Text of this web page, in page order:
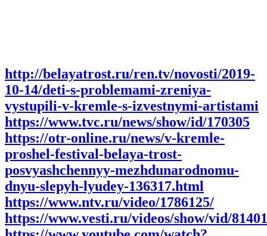
http://belayatrost.ru/ren.tv/novosti/2019-
10-14/deti-s-problemami-zreniya-
vystupili-v-kremle-s-izvestnymi-artistami
https://www.tvc.ru/news/show/id/170305
https://otr-online.ru/news/v-kremle-
proshel-festival-belaya-trost-
posvyashchennyy-mezhdunarodnomu-
dnyu-slepyh-lyudey-136317.html
https://www.ntv.ru/video/1786125/
https://www.vesti.ru/videos/show/vid/